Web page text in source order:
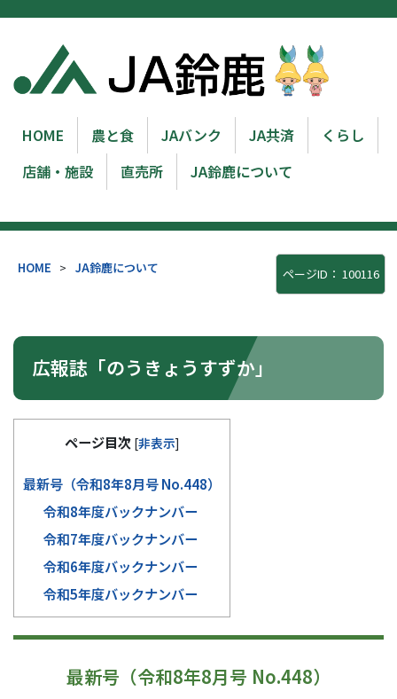
HOME 農と食 JAバンク JA共済
くらし
店舗・施設
直売所 JA鈴鹿について
HOME > JA鈴鹿について ページID： 100116
広報誌「のうきょうすずか」
ページ目次 [非表示]
最新号（令和8年8月号 No.448）
令和8年度バックナンバー
令和7年度バックナンバー
令和6年度バックナンバー
令和5年度バックナンバー
最新号（令和8年8月号 No.448）